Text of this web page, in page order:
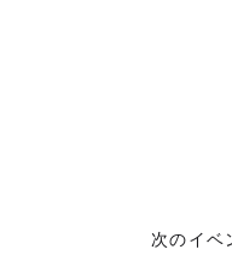
次のイベ